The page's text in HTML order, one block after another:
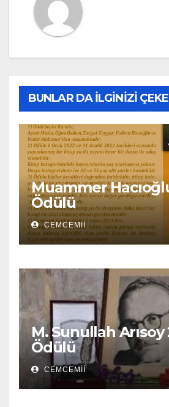
BUNLAR DA İLGINIZI
Muammer
Ödülü
CEMCEMII
M. Sunullah Arısoy
Ödülü
CEMCEMII